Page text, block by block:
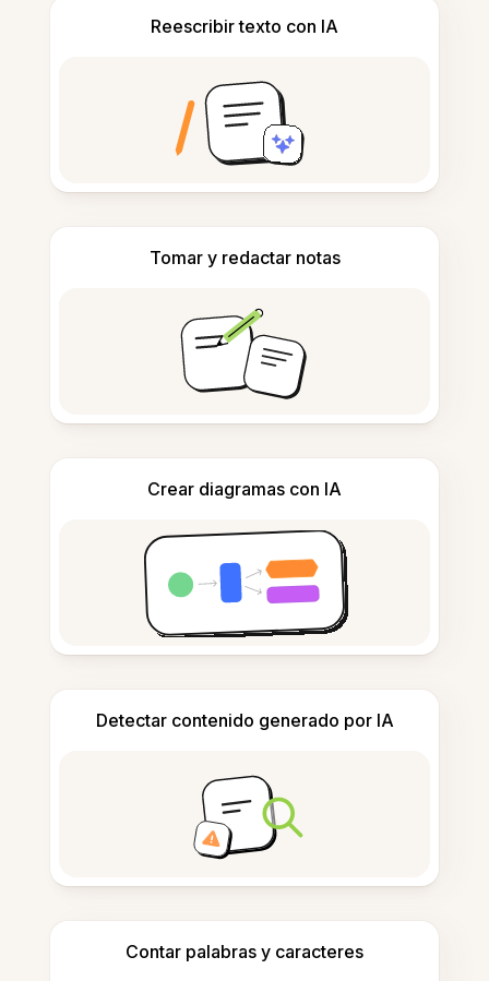
Reescribir texto con IA
Tomar y redactar notas
Crear diagramas con IA
Detectar contenido generado por IA
Contar palabras y caracteres